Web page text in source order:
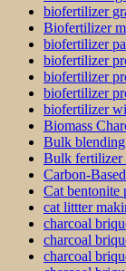
biofertilizer
Biofertilizer
biofertilizer
biofertilizer
biofertilizer
biofertilizer
biofertilizer
Biomass
Bulk
Bulk fertilizer
Carbon-
Cat bentonite
cat littter
charcoal
charcoal
charcoal